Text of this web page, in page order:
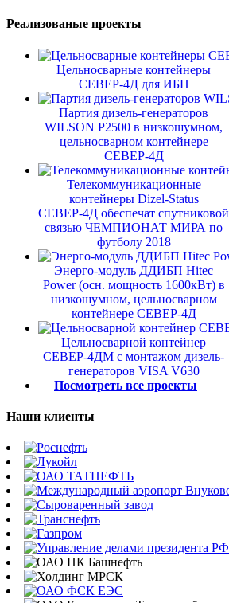
Реализованые проекты
Цельносварные контейнеры
СЕВЕР-4Д для ИБП
Партия дизель-генераторов
WILSON P2500 в низкошумном,
цельносварном контейнере
СЕВЕР-4Д
Телекоммуникационные
контейнеры Dizel-Status
СЕВЕР-4Д обеспечат спутниковой
связью ЧЕМПИОНАТ МИРА по
футболу 2018
Энерго-модуль ДДИБП Hitec
Power (осн. мощность 1600кВт) в
низкошумном, цельносварном
контейнере СЕВЕР-4Д
Цельносварной контейнер
СЕВЕР-4ДМ с монтажом дизель-
генераторов VISA V630
Посмотреть все проекты
Наши клиенты